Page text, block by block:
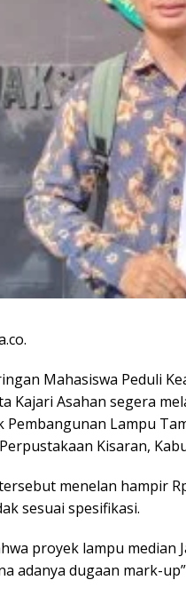
Mahasiswa Peduli
Kajari Asahan segera
Lampu
Kisaran,
menelan hampir
sesuai spesifikasi.
proyek lampu
adanya dugaan mark-